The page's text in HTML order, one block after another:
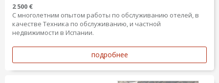
2 500 €
С многолетним опытом работы по обслуживанию отелей, в
качестве Техника по обслуживанию, и частной
недвижимости в Испании.
подробнее